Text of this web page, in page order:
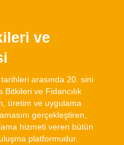
ve
arasında 20. sini
ve Fidancılık
üretim ve uygulama
gerçekleştiren,
hizmeti veren bütün
platformudur.